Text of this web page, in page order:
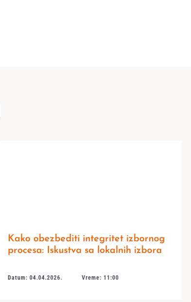
Kako obezbediti integritet izbornog
procesa: Iskustva sa lokalnih izbora
Datum: 04.04.2026. Vreme: 11:00